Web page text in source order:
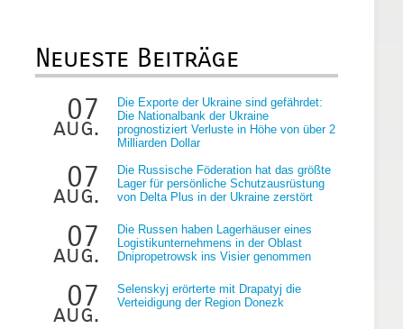
Neueste Beiträge
07
aug.
Die Exporte der Ukraine sind gefährdet:
Die Nationalbank der Ukraine
prognostiziert Verluste in Höhe von über 2
Milliarden Dollar
07
aug.
Die Russische Föderation hat das größte
Lager für persönliche Schutzausrüstung
von Delta Plus in der Ukraine zerstört
07
aug.
Die Russen haben Lagerhäuser eines
Logistikunternehmens in der Oblast
Dnipropetrowsk ins Visier genommen
07
aug.
Selenskyj erörterte mit Drapatyj die
Verteidigung der Region Donezk